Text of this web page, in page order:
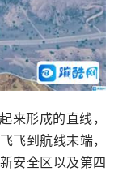
来形成的直线，
飞到航线末端，
安全区以及第四